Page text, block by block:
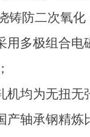
铸防二次氧化
用多极组合电
机均为无扭无
产轴承钢精炼